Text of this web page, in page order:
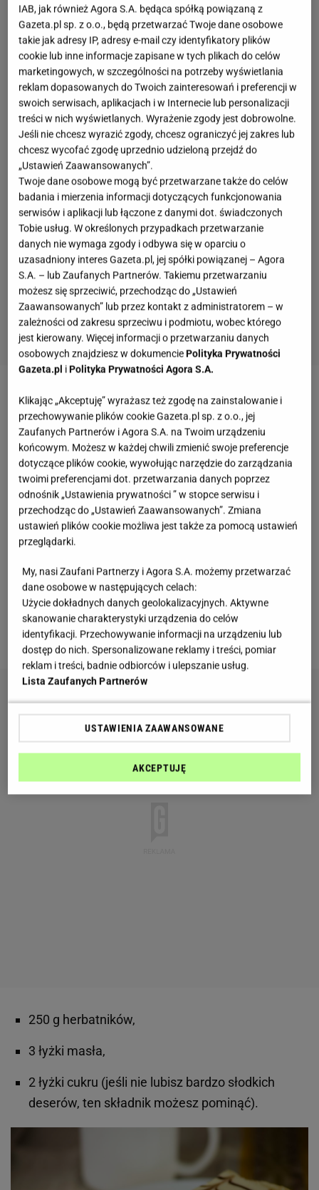
Zobacz wideoPrzepis na szybki domowy chleb z
ziaren. Nie potrzebujesz ani mąki, ani drożdży
Ten sernik zrobisz w kilka chwil i zawstydzisz
cukierników. Nawet nie musisz mielić sera
Sernik kawowy bez pieczenia to świetna opcja dla
zabieganych
kuchni. Najpierw go robiła moja babcia, a teraz robię
ja.
Składniki do zrobienia spodu:
250 g herbatników,
3 łyżki masła,
2 łyżki cukru (jeśli nie lubisz bardzo słodkich
deserów, ten składnik możesz pominąć).
IAB, jak również Agora S.A. będąca spółką powiązaną z
Gazeta.pl sp. z o.o., będą przetwarzać Twoje dane osobowe
takie jak adresy IP, adresy e-mail czy identyfikatory plików
cookie lub inne informacje zapisane w tych plikach do celów
marketingowych, w szczególności na potrzeby wyświetlania
reklam dopasowanych do Twoich zainteresowań i preferencji w
swoich serwisach, aplikacjach i w Internecie lub personalizacji
treści w nich wyświetlanych. Wyrażenie zgody jest dobrowolne.
Jeśli nie chcesz wyrazić zgody, chcesz ograniczyć jej zakres lub
chcesz wycofać zgodę uprzednio udzieloną przejdź do
„Ustawień Zaawansowanych”.
Twoje dane osobowe mogą być przetwarzane także do celów
badania i mierzenia informacji dotyczących funkcjonowania
serwisów i aplikacji lub łączone z danymi dot. świadczonych
Tobie usług. W określonych przypadkach przetwarzanie
danych nie wymaga zgody i odbywa się w oparciu o
uzasadniony interes Gazeta.pl, jej spółki powiązanej – Agora
S.A. – lub Zaufanych Partnerów. Takiemu przetwarzaniu
możesz się sprzeciwić, przechodząc do „Ustawień
Zaawansowanych” lub przez kontakt z administratorem – w
zależności od zakresu sprzeciwu i podmiotu, wobec którego
jest kierowany. Więcej informacji o przetwarzaniu danych
osobowych znajdziesz w dokumencie Polityka Prywatności
Gazeta.pl i Polityka Prywatności Agora S.A.
Klikając „Akceptuję” wyrażasz też zgodę na zainstalowanie i
przechowywanie plików cookie Gazeta.pl sp. z o.o., jej
Zaufanych Partnerów i Agora S.A. na Twoim urządzeniu
końcowym. Możesz w każdej chwili zmienić swoje preferencje
dotyczące plików cookie, wywołując narzędzie do zarządzania
twoimi preferencjami dot. przetwarzania danych poprzez
odnośnik „Ustawienia prywatności ” w stopce serwisu i
przechodząc do „Ustawień Zaawansowanych”. Zmiana
ustawień plików cookie możliwa jest także za pomocą ustawień
przeglądarki.
My, nasi Zaufani Partnerzy i Agora S.A. możemy przetwarzać
dane osobowe w następujących celach:
Użycie dokładnych danych geolokalizacyjnych. Aktywne
skanowanie charakterystyki urządzenia do celów
identyfikacji. Przechowywanie informacji na urządzeniu lub
dostęp do nich. Spersonalizowane reklamy i treści, pomiar
reklam i treści, badnie odbiorców i ulepszanie usług.
Lista Zaufanych Partnerów
USTAWIENIA ZAAWANSOWANE
AKCEPTUJĘ